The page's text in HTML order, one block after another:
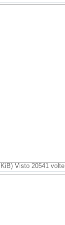
Visto 20541 volte